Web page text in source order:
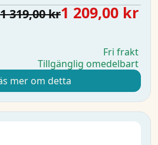
1 319,00 kr1 209,00 kr
Fri frakt
Tillgänglig omedelbart
mer om detta